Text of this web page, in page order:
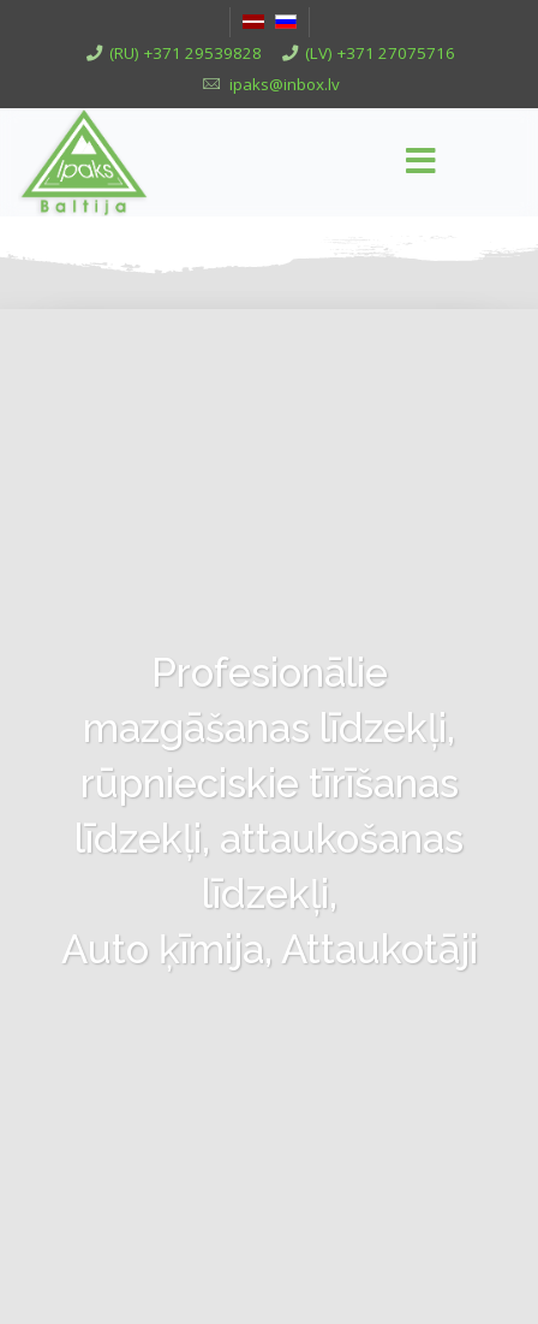
(RU) +371 29539828
(LV) +371 27075716
ipaks@inbox.lv
Profesionālie
mazgāšanas līdzekļi,
rūpnieciskie tīrīšanas
līdzekļi, attaukošanas
līdzekļi,
Auto ķīmija, Attaukotāji